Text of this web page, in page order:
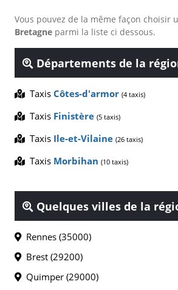
Vous pouvez de la même façon choisir
Bretagne parmi la liste ci dessous.
Départements de la
Taxis Côtes-d'armor (4 taxis)
Taxis Finistère (5 taxis)
Taxis Ile-et-Vilaine (26 taxis)
Taxis Morbihan (10 taxis)
Quelques villes de la
Rennes (35000)
Brest (29200)
Quimper (29000)